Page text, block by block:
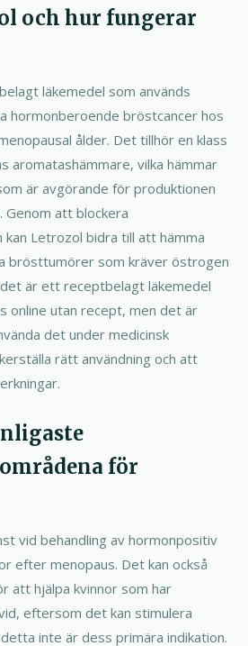
och hur fungerar
läkemedel som används
hormonberoende bröstcancer hos
ålder. Det tillhör en klass
aromatashämmare, vilka hämmar
är avgörande för produktionen
att blockera
Letrozol bidra till att hämma
brösttumörer som kräver östrogen
är ett receptbelagt läkemedel
online utan recept, men det är
det under medicinsk
rätt användning och att
för
vid behandling av hormonpositiv
efter menopaus. Det kan också
att hjälpa kvinnor som har
eftersom det kan stimulera
inte är dess primära indikation.